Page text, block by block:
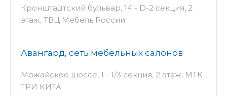
Кронштадтский бульвар, 14 - D-2 секция, 2
этаж, ТВЦ Мебель России
Авангард, сеть мебельных салонов
Можайское шоссе, 1 - 1/3 секция, 2 этаж, МТК
ТРИ КИТА